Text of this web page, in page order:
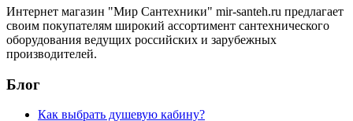
Интернет магазин "Мир Сантехники" mir-santeh.ru предлагает
своим покупателям широкий ассортимент сантехнического
оборудования ведущих российских и зарубежных
производителей.
Блог
Как выбрать душевую кабину?